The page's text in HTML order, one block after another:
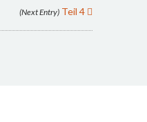
(Next Entry) Teil 4